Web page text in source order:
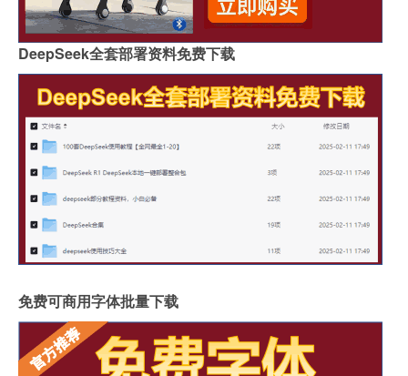
DeepSeek全套部署资料免费下载
免费可商用字体批量下载